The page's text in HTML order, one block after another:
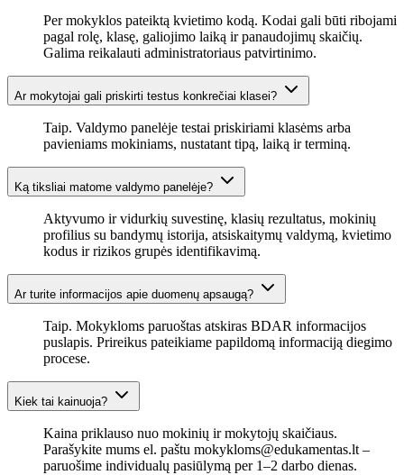
Per mokyklos pateiktą kvietimo kodą. Kodai gali būti ribojami
pagal rolę, klasę, galiojimo laiką ir panaudojimų skaičių.
Galima reikalauti administratoriaus patvirtinimo.
Ar mokytojai gali priskirti testus konkrečiai klasei?
Taip. Valdymo panelėje testai priskiriami klasėms arba
pavieniams mokiniams, nustatant tipą, laiką ir terminą.
Ką tiksliai matome valdymo panelėje?
Aktyvumo ir vidurkių suvestinę, klasių rezultatus, mokinių
profilius su bandymų istorija, atsiskaitymų valdymą, kvietimo
kodus ir rizikos grupės identifikavimą.
Ar turite informacijos apie duomenų apsaugą?
Taip. Mokykloms paruoštas atskiras BDAR informacijos
puslapis. Prireikus pateikiame papildomą informaciją diegimo
procese.
Kiek tai kainuoja?
Kaina priklauso nuo mokinių ir mokytojų skaičiaus.
Parašykite mums el. paštu mokykloms@edukamentas.lt–
paruošime individualų pasiūlymą per 1–2 darbo dienas.